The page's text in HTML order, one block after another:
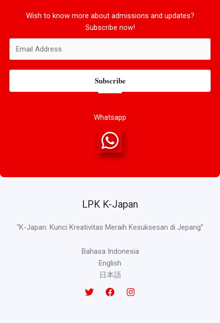
Wish to know more about admissions and updates?
Subscribe now!
Subscribe
Whatsapp
LPK K-Japan
“K-Japan: Kunci Kreativitas Meraih Kesuksesan di Jepang”
Bahasa Indonesia
English
日本語